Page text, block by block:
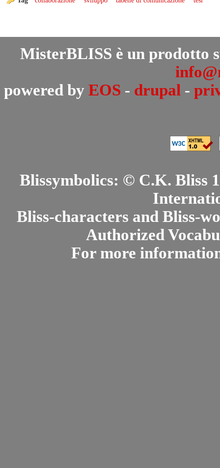
MisterBLISS è un prodotto
powered by EOS - drupal -
Blissymbolics: © C.K. Bliss
Bliss-characters and Bliss-
Authorized
For more